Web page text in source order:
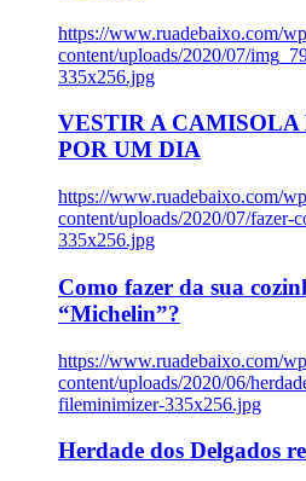
https://www.ruadebaixo.com/
content/uploads/2020/07/
335x256.jpg
VESTIR A CAMISOLA
POR UM DIA
https://www.ruadebaixo.com/
content/uploads/2020/07/fazer-
335x256.jpg
Como fazer da sua
“Michelin”?
https://www.ruadebaixo.com/
content/uploads/2020/06/
fileminimizer-335x256.jpg
Herdade dos Delgados